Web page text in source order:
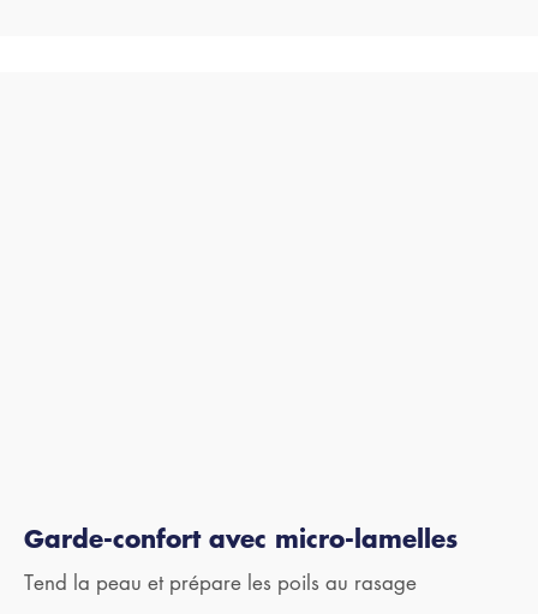
Garde-confort avec micro-lamelles
Tend la peau et prépare les poils au rasage